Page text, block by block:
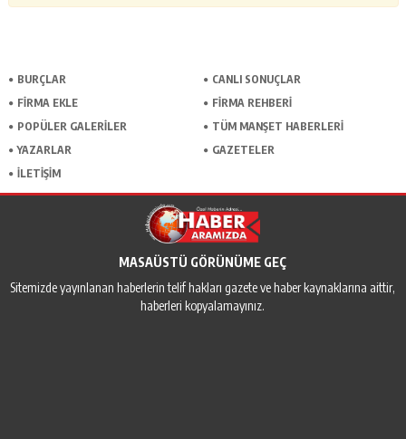
BURÇLAR
CANLI SONUÇLAR
FİRMA EKLE
FİRMA REHBERİ
POPÜLER GALERİLER
TÜM MANŞET HABERLERİ
YAZARLAR
GAZETELER
İLETİŞİM
MASAÜSTÜ GÖRÜNÜME GEÇ
Sitemizde yayınlanan haberlerin telif hakları gazete ve haber kaynaklarına aittir,
haberleri kopyalamayınız.